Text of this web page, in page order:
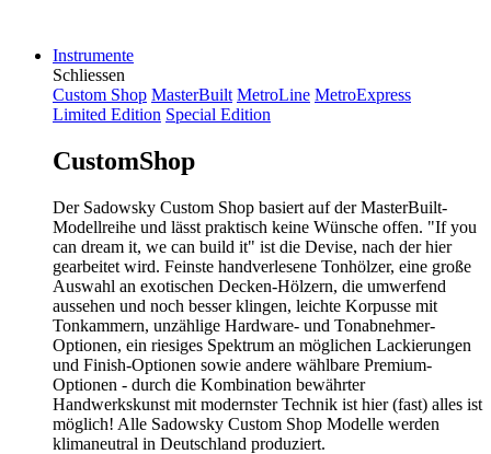
Instrumente
Schliessen
Custom Shop MasterBuilt MetroLine MetroExpress
Limited Edition Special Edition
CustomShop
Der Sadowsky Custom Shop basiert auf der MasterBuilt-
Modellreihe und lässt praktisch keine Wünsche offen. "If you
can dream it, we can build it" ist die Devise, nach der hier
gearbeitet wird. Feinste handverlesene Tonhölzer, eine große
Auswahl an exotischen Decken-Hölzern, die umwerfend
aussehen und noch besser klingen, leichte Korpusse mit
Tonkammern, unzählige Hardware- und Tonabnehmer-
Optionen, ein riesiges Spektrum an möglichen Lackierungen
und Finish-Optionen sowie andere wählbare Premium-
Optionen - durch die Kombination bewährter
Handwerkskunst mit modernster Technik ist hier (fast) alles ist
möglich! Alle Sadowsky Custom Shop Modelle werden
klimaneutral in Deutschland produziert.